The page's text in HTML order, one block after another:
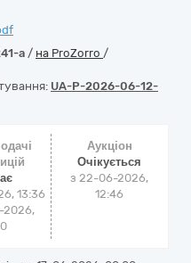
a / на ProZorro /
UA-P-2026-06-12-
13:36
2026,
Аукціон
Очікується
з22-06-2026,
12:46